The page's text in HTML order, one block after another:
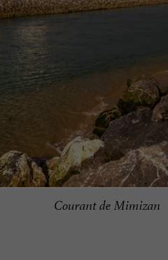
Courant de Mimizan